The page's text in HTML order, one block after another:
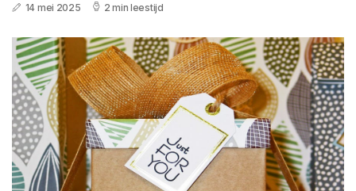
14 mei 2025 2 min leestijd